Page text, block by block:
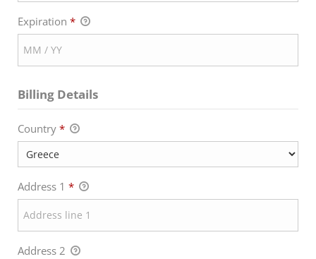
Expiration *
Billing Details
Country *
Address 1 *
Address 2